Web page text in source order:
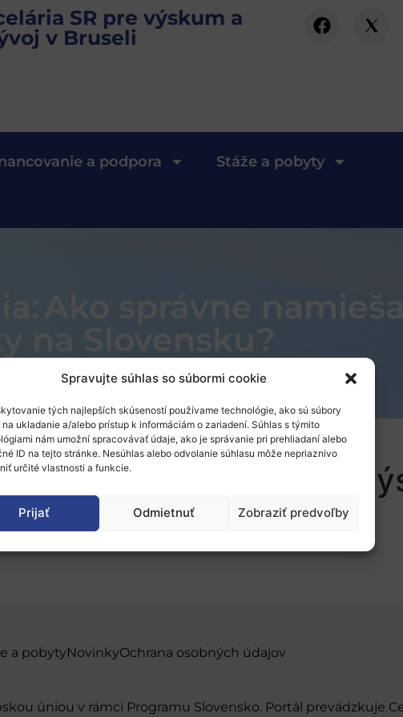
Spravujte súhlas so súbormi cookie
tých najlepších skúseností používame technológie, ako sú súbory
ukladanie a/alebo prístup k informáciám o zariadení. Súhlas s týmito
nám umožní spracovávať údaje, ako je správanie pri prehliadaní alebo
ID na tejto stránke. Nesúhlas alebo odvolanie súhlasu môže nepriaznivo
určité vlastnosti a funkcie.
Prijať Odmietnuť Zobraziť predvoľby
SR pre výskum a
v Bruseli
a podpora Stáže a pobyty
Ako správne
na Slovensku?
správne namiešať
Slovensku?
a pobytyNovinkyOchrana osobných údajov
úniou v rámci Programu Slovensko. Portál prevádzkuje